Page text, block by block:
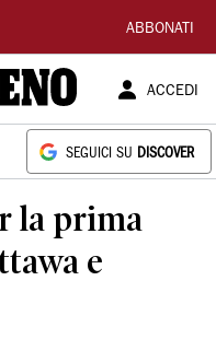
ABBONATI
ACCEDI
SEGUICI SU DISCOVER
la prima
e